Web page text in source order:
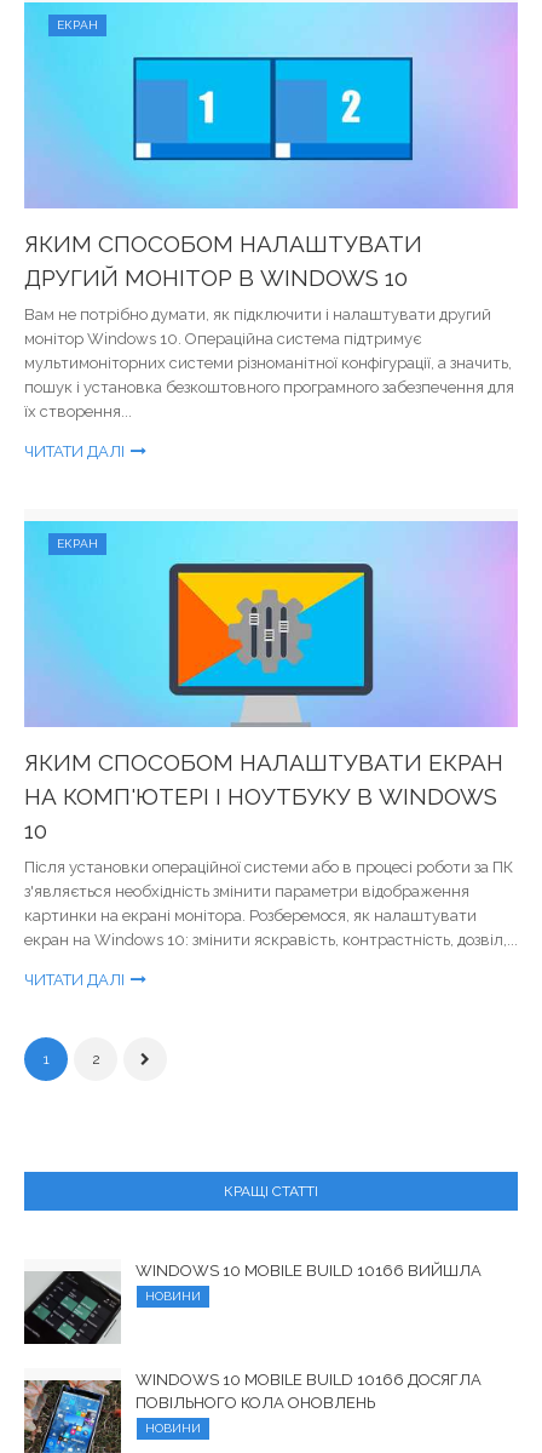
ЕКРАН
ЯКИМ СПОСОБОМ НАЛАШТУВАТИ
ДРУГИЙ МОНІТОР В WINDOWS 10
Вам не потрібно думати, як підключити і налаштувати другий
монітор Windows 10. Операційна система підтримує
мультимоніторних системи різноманітної конфігурації, а значить,
пошук і установка безкоштовного програмного забезпечення для
їх створення...
ЧИТАТИ ДАЛІ
ЕКРАН
ЯКИМ СПОСОБОМ НАЛАШТУВАТИ ЕКРАН
НА КОМП'ЮТЕРІ І НОУТБУКУ В WINDOWS
10
Після установки операційної системи або в процесі роботи за ПК
з'являється необхідність змінити параметри відображення
картинки на екрані монітора. Розберемося, як налаштувати
екран на Windows 10: змінити яскравість, контрастність, дозвіл,...
ЧИТАТИ ДАЛІ
1 2
КРАЩІ СТАТТІ
WINDOWS 10 MOBILE BUILD 10166 ВИЙШЛА
НОВИНИ
WINDOWS 10 MOBILE BUILD 10166 ДОСЯГЛА
ПОВІЛЬНОГО КОЛА ОНОВЛЕНЬ
НОВИНИ